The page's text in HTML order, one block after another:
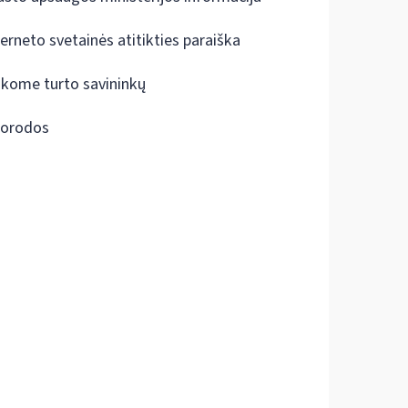
svetainės atitikties paraiška
turto savininkų